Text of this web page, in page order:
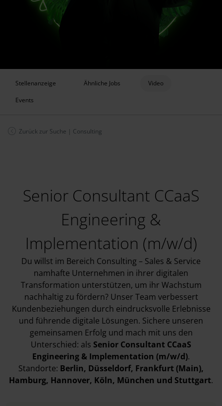
Stellenanzeige Ähnliche Jobs
Video
Events
Zurück zur Suche | Consulting
Senior Consultant CCaaS
Engineering &
Implementation (m/w/d)
Du willst im Bereich Consulting – Sales & Service
namhafte Unternehmen in ihrer digitalen
Transformation unterstützen, um ihr Wachstum
nachhaltig zu fördern? Unser Team verbessert
Kundenbeziehungen durch eindrucksvolle Erlebnisse
und führende digitale Lösungen. Sichere unseren
gemeinsamen Erfolg und mach mit uns den
Unterschied: als Senior Consultant CCaaS
Engineering & Implementation (m/w/d).
Standorte: Berlin, Düsseldorf, Frankfurt (Main),
Hamburg, Hannover, Köln, München und Stuttgart.